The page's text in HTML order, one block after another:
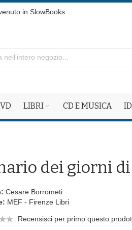
in SlowBooks
LIBRI CD E MUSICA
dei giorni di
Cesare Borrometi
MEF - Firenze Libri
Recensisci per primo questo